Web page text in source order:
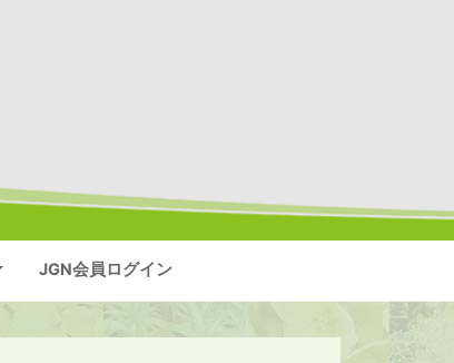
JGN会員ログイン